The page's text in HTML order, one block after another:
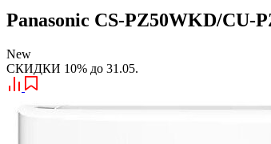
Panasonic CS-PZ50WKD/CU-
New
СКИДКИ 10% до 31.05.